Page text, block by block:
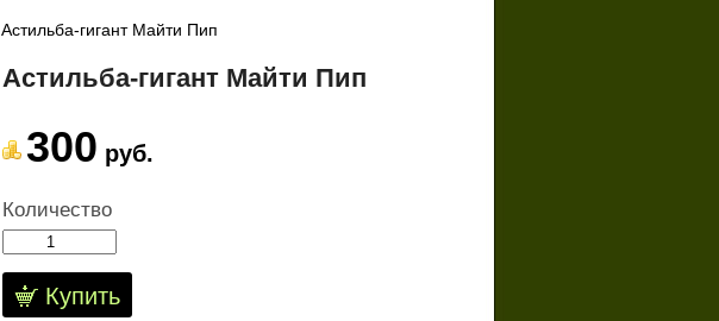
Астильба-гигант Майти Пип
Астильба-гигант Майти Пип
300 руб.
Количество
Купить